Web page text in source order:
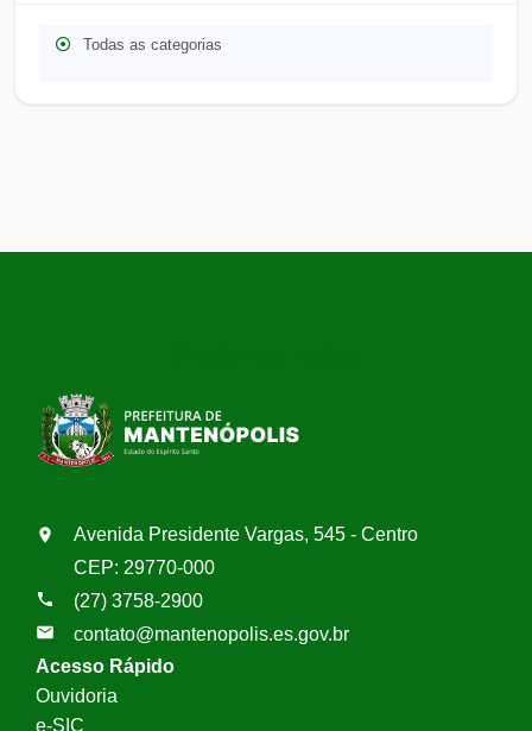
Todas as categorias
Avenida Presidente Vargas, 545 - Centro
CEP: 29770-000
(27) 3758-2900
contato@mantenopolis.es.gov.br
Acesso Rápido
Ouvidoria
e-SIC